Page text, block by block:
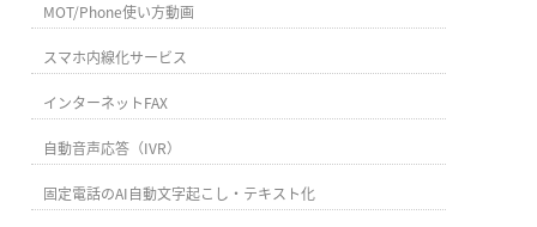
MOT/Phone使い方動画
スマホ内線化サービス
インターネットFAX
自動音声応答（IVR）
固定電話のAI自動文字起こし・テキスト化